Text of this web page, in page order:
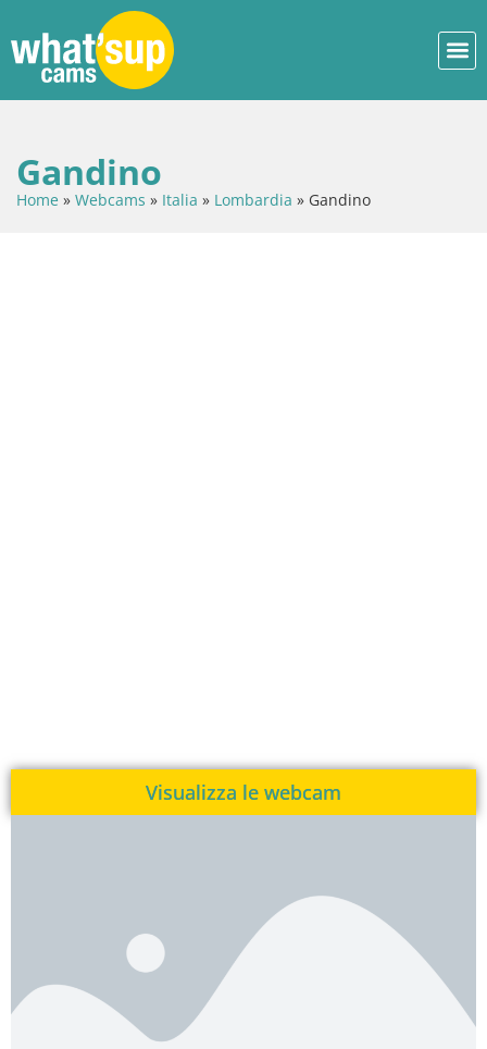
Gandino
Home » Webcams » Italia » Lombardia » Gandino
Visualizza le webcam